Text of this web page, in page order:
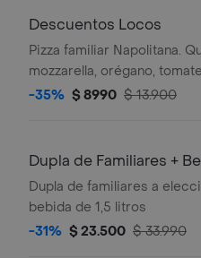
Descuentos Locos
Pizza familiar Napolitana.
mozzarella, orégano,
-35% $ 8990 $ 13.900
Dupla de Familiares +
Dupla de familiares a
bebida de 1,5 litros
-31% $ 23.500 $ 33.990